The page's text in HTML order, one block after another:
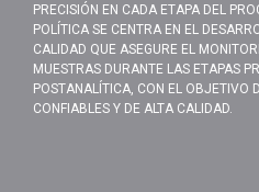
PRECISIÓN EN CADA ETAPA DEL
POLÍTICA SE CENTRA EN EL
CALIDAD QUE ASEGURE EL
MUESTRAS DURANTE LAS ETAPAS
POSTANALÍTICA, CON EL OBJETIVO
CONFIABLES Y DE ALTA CALIDAD.